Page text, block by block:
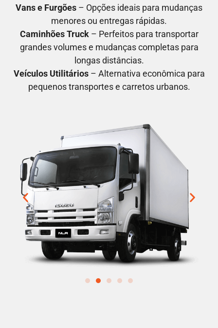
Vans e Furgões – Opções ideais para mudanças
menores ou entregas rápidas.
Caminhões Truck– Perfeitos para transportar
grandes volumes e mudanças completas para
longas distâncias.
Veículos Utilitários– Alternativa econômica para
pequenos transportes e carretos urbanos.